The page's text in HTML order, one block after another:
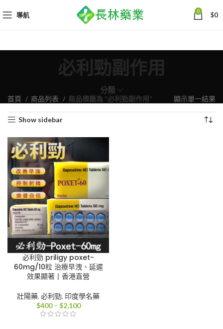
導航 0 $0
必利勁副作用
分類
首頁 商品列表 商品標籤為 “必利勁副作用” 顯示單一結果
Show sidebar
必利勁 priligy poxet-
60mg/10粒 治療早洩、延遲
效果顯著丨香港直營
壯陽藥, 必利勁, 印度學名藥
$400 – $2,100價